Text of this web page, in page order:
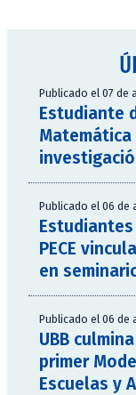
Publicado el 07 de
Estudiante
Publicado el 06 de
PECE
en
Publicado el 06 de
UBB
primer
Escuelas y